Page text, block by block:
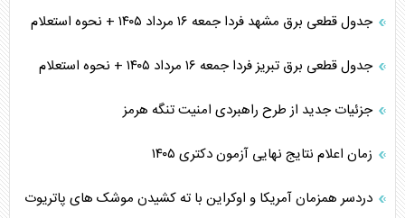
جدول قطعی برق مشهد فردا جمعه ۱۶ مرداد ۱۴۰۵ + نحوه استعلام
جدول قطعی برق تبریز فردا جمعه ۱۶ مرداد ۱۴۰۵ + نحوه استعلام
جزئیات جدید از طرح راهبردی امنیت تنگه هرمز
زمان اعلام نتایج نهایی آزمون دکتری ۱۴۰۵
دردسر همزمان آمریکا و اوکراین با ته کشیدن موشک های پاتریوت